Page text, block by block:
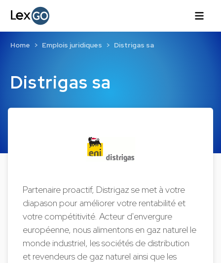
Distrigas sa
Home Emplois juridiques Distrigas sa
Partenaire proactif, Distrigaz se met à votre
diapason pour améliorer votre rentabilité et
votre compétitivité. Acteur d'envergure
européenne, nous alimentons en gaz naturel le
monde industriel, les sociétés de distribution
et revendeurs de gaz naturel ainsi que les